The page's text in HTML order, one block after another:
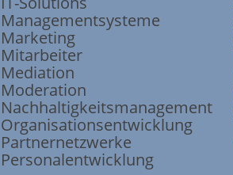
Managementsysteme
Marketing
Mitarbeiter
Mediation
Moderation
Nachhaltigkeitsmanagement
Organisationsentwicklung
Partnernetzwerke
Personalentwicklung